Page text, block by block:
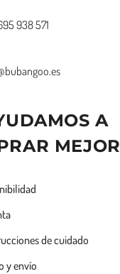
A
MEJOR
de cuidado
y envío
938 571